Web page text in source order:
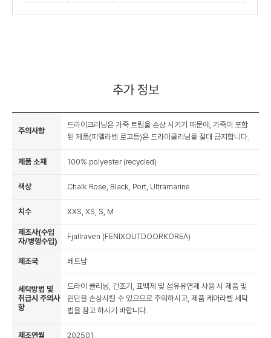
추가 정보
주의사항
드라이크리닝은 가죽 트림을 손상 시키기 때문에, 가죽이 포함
된 제품(피엘라벤 로고등)은 드라이클리닝을 절대 금지합니다.
제품 소재 100% polyester (recycled)
색상 Chalk Rose, Black, Port, Ultramarine
치수 XXS, XS, S, M
제조사(수입
자/병행수입)
Fjallraven (FENIXOUTDOORKOREA)
제조국 베트남
세탁방법 및
취급시 주의사
항
드라이 클리닝, 건조기, 표백제 및 섬유유연제 사용 시 제품 및
원단을 손상시킬 수 있으므로 주의하시고, 제품 케어라벨 세탁
법을 참고 하시기 바랍니다.
제조연월 202501